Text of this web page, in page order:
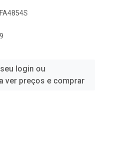
login ou
ver preços e comprar